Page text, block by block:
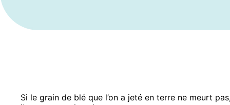
Si le grain de blé que l’on a jeté en terre ne meurt